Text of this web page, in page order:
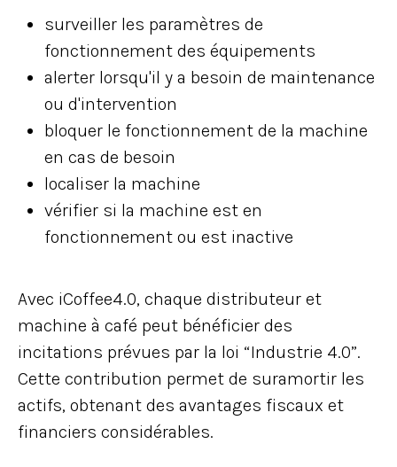
surveiller les paramètres de
fonctionnement des équipements
alerter lorsqu'il y a besoin de maintenance
ou d'intervention
bloquer le fonctionnement de la machine
en cas de besoin
localiser la machine
vérifier si la machine est en
fonctionnement ou est inactive
Avec iCoffee4.0, chaque distributeur et
machine à café peut bénéficier des
incitations prévues par la loi “Industrie 4.0”.
Cette contribution permet de suramortir les
actifs, obtenant des avantages fiscaux et
financiers considérables.